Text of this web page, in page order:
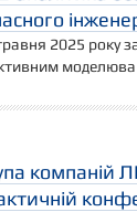
2025 року
компаній